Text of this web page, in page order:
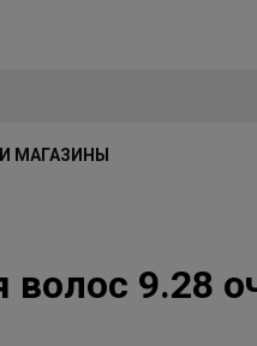
МАГАЗИНЫ
9.28